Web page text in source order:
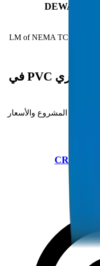
DEWA
هل تحتاج أنابيب / تجهيزات مجاري PVC في
المشروع والأسعار
CROWN